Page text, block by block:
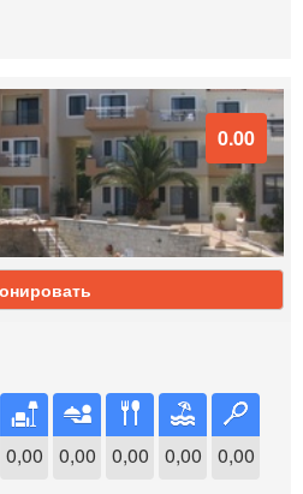
0.00
0,00 0,00 0,00 0,00 0,00